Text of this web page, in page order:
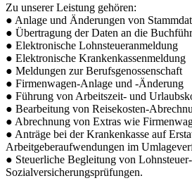
Zu unserer Leistung gehören:
● Anlage und Änderungen von
● Übertragung der Daten an die
● Elektronische Lohnsteueranmeldung
● Elektronische Krankenkassenmeldung
● Meldungen zur Berufsgenossenschaft
● Firmenwagen-Anlage und -Änderung
● Führung von Arbeitszeit- und
● Bearbeitung von Reisekosten-
● Abrechnung von Extras wie
● Anträge bei der Krankenkasse auf
Arbeitgeberaufwendungen im
● Steuerliche Begleitung von
Sozialversicherungsprüfungen.